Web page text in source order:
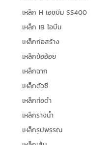
เหล็ก H เอชบีม SS400
เหล็ก IB ไอบีม
เหล็กก่อสร้าง
เหล็กข้ออ้อย
เหล็กฉาก
เหล็กตัวซี
เหล็กท่อดำ
เหล็กรางน้ำ
เหล็กรูปพรรณ